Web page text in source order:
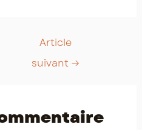
Article
suivant →